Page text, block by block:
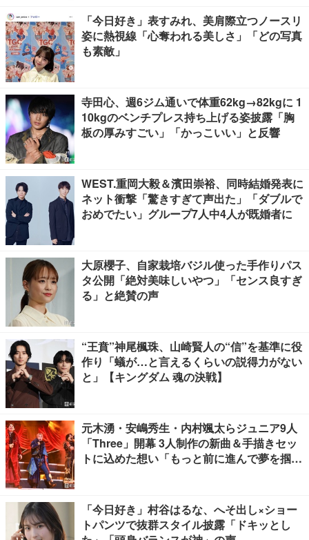
「今日好き」表すみれ、美肩際立つノースリ
姿に熱視線「心奪われる美しさ」「どの写真
も素敵」
寺田心、週6ジム通いで体重62kg→82kgに 1
10kgのベンチプレス持ち上げる姿披露「胸
板の厚みすごい」「かっこいい」と反響
WEST.重岡大毅＆濱田崇裕、同時結婚発表に
ネット衝撃「驚きすぎて声出た」「ダブルで
おめでたい」グループ7人中4人が既婚者に
大原櫻子、自家栽培バジル使った手作りパス
タ公開「絶対美味しいやつ」「センス良すぎ
る」と絶賛の声
“王賁”神尾楓珠、山崎賢人の“信”を基準に役
作り「蟻が…と言えるくらいの説得力がない
と」【キングダム 魂の決戦】
元木湧・安嶋秀生・内村颯太らジュニア9人
「Three」開幕 3人制作の新曲＆手描きセッ
トに込めた想い「もっと前に進んで夢を掴み
「今日好き」村谷はるな、へそ出し×ショー
トパンツで抜群スタイル披露「ドキッとし